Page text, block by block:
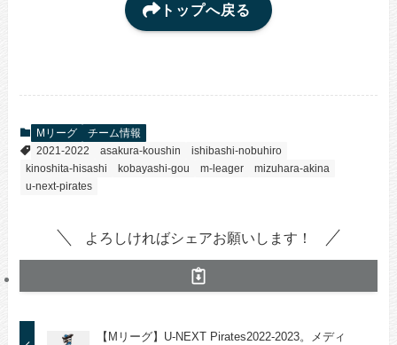
トップへ戻る
Mリーグ
チーム情報
2021-2022
asakura-koushin
ishibashi-nobuhiro
kinoshita-hisashi
kobayashi-gou m-leager
mizuhara-akina
u-next-pirates
よろしければシェアお願いします！
【Mリーグ】U-NEXT Pirates2022-2023。メディ